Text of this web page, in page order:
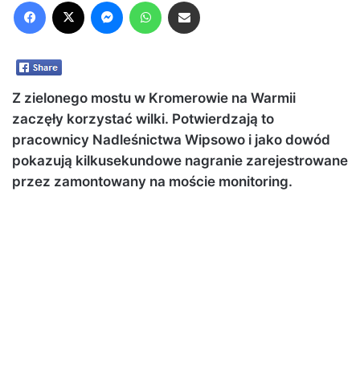
Z zielonego mostu w Kromerowie na Warmii
zaczęły korzystać wilki. Potwierdzają to
pracownicy Nadleśnictwa Wipsowo i jako dowód
pokazują kilkusekundowe nagranie zarejestrowane
przez zamontowany na moście monitoring.